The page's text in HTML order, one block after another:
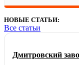
НОВЫЕ СТАТЬИ:
Все статьи
Дмитровский